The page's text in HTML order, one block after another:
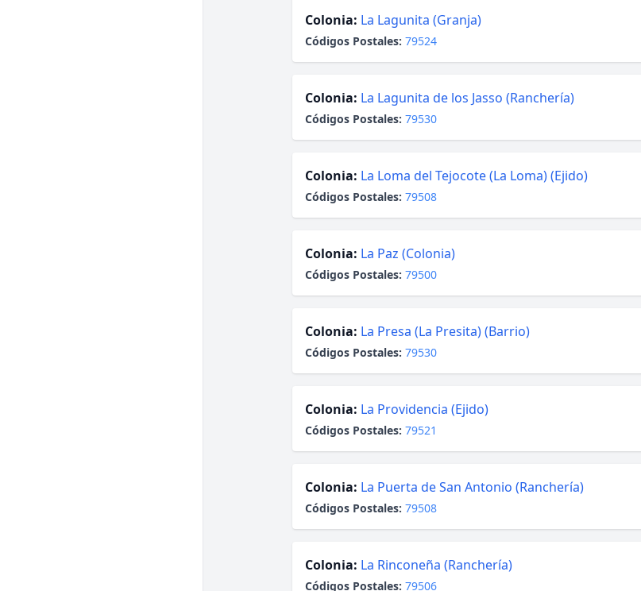
Colonia: La Lagunita (Granja)
Códigos Postales: 79524
Colonia: La Lagunita de los Jasso (Ranchería)
Códigos Postales: 79530
Colonia: La Loma del Tejocote (La Loma) (Ejido)
Códigos Postales: 79508
Colonia: La Paz (Colonia)
Códigos Postales: 79500
Colonia: La Presa (La Presita) (Barrio)
Códigos Postales: 79530
Colonia: La Providencia (Ejido)
Códigos Postales: 79521
Colonia: La Puerta de San Antonio (Ranchería)
Códigos Postales: 79508
Colonia: La Rinconeña (Ranchería)
Códigos Postales: 79506